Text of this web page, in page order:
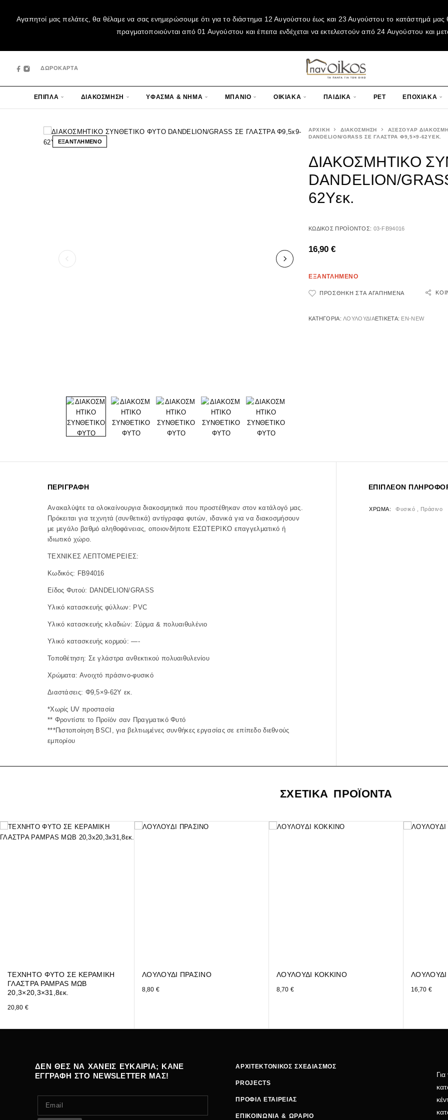
Αγαπητοί μας πελάτες, θα θέλαμε να σας ενημερώσουμε ότι για το διάστημα 12 Αυγούστου έως και 23 Αυγούστου το κατάστημά μας
πραγματοποιούνται από 01 Αυγούστου και έπειτα ενδέχεται να εκτελεστούν από 24 Αυγούστου και
ΔΩΡΟΚΑΡΤΑ
ΕΠΙΠΛΑ ΔΙΑΚΟΣΜΗΣΗ ΥΦΑΣΜΑ & ΝΗΜΑ ΜΠΑΝΙΟ ΟΙΚΙΑΚΑ ΠΑΙΔΙΚΑ PET ΕΠΟΧΙΑΚΑ
ΕΞΑΝΤΛΗΜΕΝΟ
ΑΡΧΙΚΉ ΔΙΑΚΟΣΜΗΣΗ
ΑΞΕΣΟΥΑΡ
DANDELION/GRASS ΣΕ ΓΛΑΣΤΡΑ Φ9,5×9-62ΥΕΚ.
ΔΙΑΚΟΣΜΗΤΙΚΟ
DANDELION/
62Υεκ.
ΚΩΔΙΚΌΣ ΠΡΟΪΌΝΤΟΣ: 03-FB94016
16,90 €
ΕΞΑΝΤΛΗΜΕΝΟ
ΠΡΟΣΘΉΚΗ ΣΤΑ ΑΓΑΠΗΜΈΝΑ
ΚΑΤΗΓΟΡΊΑ:ΛΟΥΛΟΥΔΙΑΕΤΙΚΈΤΑ: EN-NEW
ΠΕΡΙΓΡΑΦΉ
Ανακαλύψτε τα ολοκαίνουργια διακοσμητικά που προστέθηκαν στον κατάλογό μας.
Πρόκειται για τεχνητά (συνθετικά) αντίγραφα φυτών, ιδανικά για να διακοσμήσουν
με μεγάλο βαθμό αληθοφάνειας, οποιονδήποτε ΕΣΩΤΕΡΙΚΟ επαγγελματικό ή
ιδιωτικό χώρο.
ΤΕΧΝΙΚΕΣ ΛΕΠΤΟΜΕΡΕΙΕΣ:
Κωδικός: FB94016
Είδος Φυτού: DANDELION/GRASS
Υλικό κατασκευής φύλλων: PVC
Υλικό κατασκευής κλαδιών: Σύρμα & πολυαιθυλένιο
Υλικό κατασκευής κορμού: —-
Τοποθέτηση: Σε γλάστρα ανθεκτικού πολυαιθυλενίου
Χρώματα: Ανοιχτό πράσινο-φυσικό
Διαστάσεις: Φ9,5×9-62Υ εκ.
*Χωρίς UV προστασία
** Φροντίστε το Προϊόν σαν Πραγματικό Φυτό
***Πιστοποίηση BSCI, για βελτιωμένες συνθήκες εργασίας σε επίπεδο διεθνούς
εμπορίου
ΕΠΙΠΛΈΟΝ
ΧΡΏΜΑ Φυσικό , Πράσινο
ΣΧΕΤΙΚΑ ΠΡΟΪΟΝΤΑ
ΤΕΧΝΗΤΟ ΦΥΤΟ ΣΕ ΚΕΡΑΜΙΚΗ
ΓΛΑΣΤΡΑ PAMPAS ΜΩΒ
20,3×20,3×31,8εκ.
20,80 €
ΛΟΥΛΟΥΔΙ ΠΡΑΣΙΝΟ
8,80 €
ΛΟΥΛΟΥΔΙ ΚΟΚΚΙΝΟ
8,70 € 16,70 €
ΔΕΝ ΘΕΣ ΝΑ ΧΑΝΕΙΣ ΕΥΚΑΙΡΙΑ; ΚΑΝΕ
ΕΓΓΡΑΦΗ ΣΤΟ NEWSLETTER ΜΑΣ!
ΑΡΧΙΤΕΚΤΟΝΙΚΟΣ ΣΧΕΔΙΑΣΜΟΣ
PROJECTS
ΠΡΟΦΙΛ ΕΤΑΙΡΕΙΑΣ
ΕΠΙΚΟΙΝΩΝΙΑ & ΩΡΑΡΙΟ